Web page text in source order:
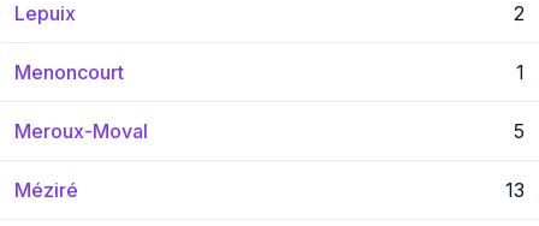
Lepuix 2
Menoncourt 1
Meroux-Moval 5
Méziré 13